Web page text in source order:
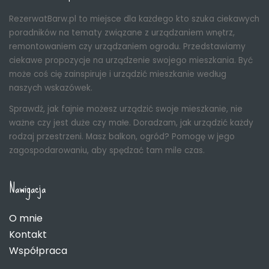
RezerwatBarw.pl to miejsce dla każdego kto szuka ciekawych
poradników na tematy związane z urządzaniem wnętrz,
remontowaniem czy urządzaniem ogrodu. Przedstawiamy
ciekawe propozycje na urządzenie swojego mieszkania. Być
może coś cię zainspiruje i urządzić mieszkanie według
naszych wskazówek.
Sprawdź, jak fajnie możesz urządzić swoje mieszkanie, nie
ważne czy jest duże czy małe. Doradzam, jak urządzić każdy
rodzaj przestrzeni. Masz balkon, ogród? Pomogę w jego
zagospodarowaniu, aby spędzać tam mile czas.
Nawigacja
O mnie
Kontakt
Współpraca